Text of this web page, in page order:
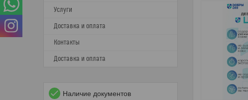
Услуги
Доставка и оплата
Контакты
Доставка и оплата
Наличие документов